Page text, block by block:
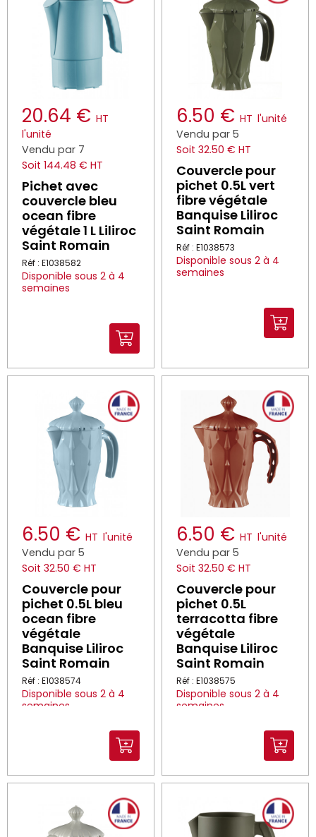
20.64 € HT
l'unité
Vendu par 7
Soit 144.48 € HT
Pichet avec
couvercle bleu
ocean fibre
végétale 1 L Liliroc
Saint Romain
Réf : E1038582
Disponible sous 2 à 4
semaines
6.50 € HT l'unité
Vendu par 5
Soit 32.50 € HT
Couvercle pour
pichet 0.5L vert
fibre végétale
Banquise Liliroc
Saint Romain
Réf : E1038573
Disponible sous 2 à 4
semaines
6.50 € HT l'unité
Vendu par 5
Soit 32.50 € HT
Couvercle pour
pichet 0.5L bleu
ocean fibre
végétale
Banquise Liliroc
Saint Romain
Réf : E1038574
Disponible sous 2 à 4
semaines
6.50 € HT l'unité
Vendu par 5
Soit 32.50 € HT
Couvercle pour
pichet 0.5L
terracotta fibre
végétale
Banquise Liliroc
Saint Romain
Réf : E1038575
Disponible sous 2 à 4
semaines